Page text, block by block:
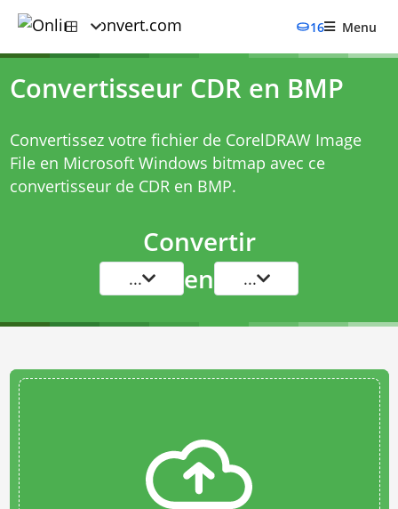
16 Menu
Convertisseur CDR en BMP
Convertissez votre fichier de CorelDRAW Image
File en Microsoft Windows bitmap avec ce
convertisseur de CDR en BMP.
Convertir
... en ...